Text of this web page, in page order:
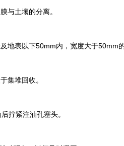
与土壤的分离。
表以下50mm内，宽度大于50mm的
集堆回收。
拧紧注油孔塞头。